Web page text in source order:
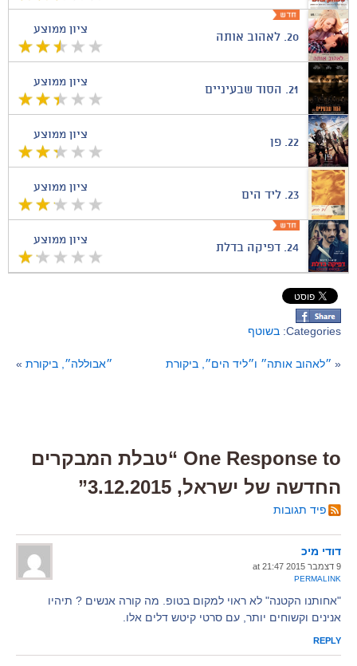
ציון ממוצע
20. לאהוב אותה
ציון ממוצע
21. הסוד שבעיניים
ציון ממוצע
22. פן
ציון ממוצע
23. ליד הים
ציון ממוצע
24. דפיקה בדלת
Categories: בשוטף
« ״לאהוב אותה״ ו״ליד הים״, ביקורת ״אבוללה״, ביקורת »
One Response to “טבלת המבקרים
החדשה של ישראל, 3.12.2015”
פיד תגובות
דודי מיכ
9 דצמבר 2015 at 21:47
PERMALINK
"אחותנו הקטנה" לא ראוי למקום בטופ. מה קורה אנשים ? תיהיו
אנינים וקשוחים יותר, עם סרטי קיטש דלים אלו.
REPLY